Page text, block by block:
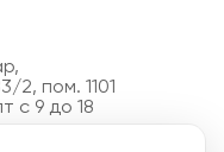
2, пом. 1101
с 9 до 18